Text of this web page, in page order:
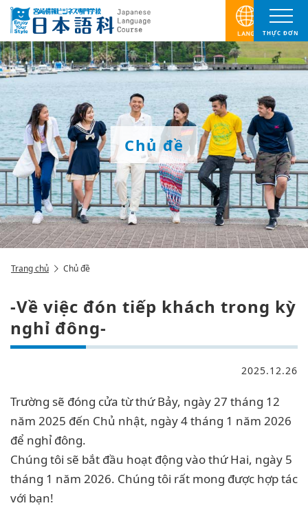
THỰC ĐƠN
Chủ đề
Trang chủ Chủ đề
-Về việc đón tiếp khách trong kỳ
nghỉ đông-
2025.12.26
Trường sẽ đóng cửa từ thứ Bảy, ngày 27 tháng 12
năm 2025 đến Chủ nhật, ngày 4 tháng 1 năm 2026
để nghỉ đông.
Chúng tôi sẽ bắt đầu hoạt động vào thứ Hai, ngày 5
tháng 1 năm 2026. Chúng tôi rất mong được hợp tác
với bạn!